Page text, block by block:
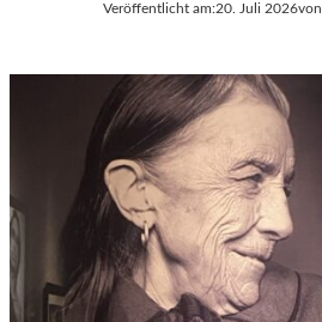
Veröffentlicht am:20. Juli 2026von